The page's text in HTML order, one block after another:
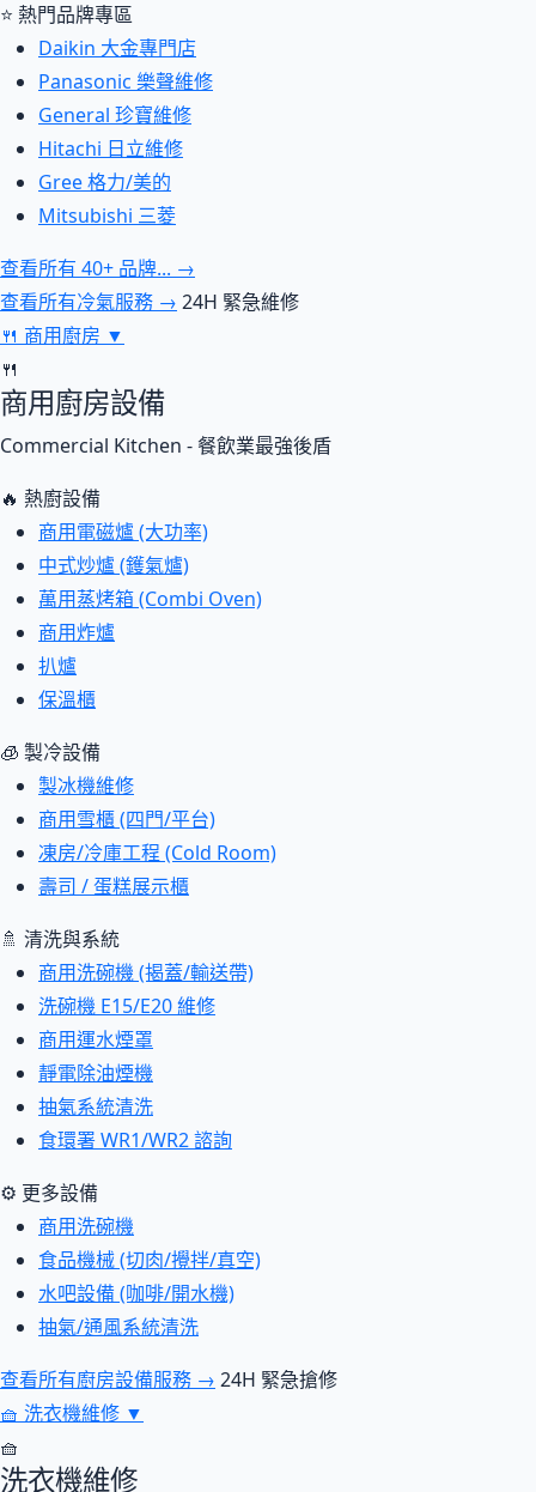
⭐ 熱門品牌專區
Daikin 大金專門店
Panasonic 樂聲維修
General 珍寶維修
Hitachi 日立維修
Gree 格力/美的
Mitsubishi 三菱
查看所有 40+ 品牌... →
查看所有冷氣服務 → 24H 緊急維修
🍴 商用廚房 ▼
🍴
商用廚房設備
Commercial Kitchen - 餐飲業最強後盾
🔥 熱廚設備
商用電磁爐 (大功率)
中式炒爐 (鑊氣爐)
萬用蒸烤箱 (Combi Oven)
商用炸爐
扒爐
保溫櫃
🧊 製冷設備
製冰機維修
商用雪櫃 (四門/平台)
凍房/冷庫工程 (Cold Room)
壽司 / 蛋糕展示櫃
🚿 清洗與系統
商用洗碗機 (揭蓋/輸送帶)
洗碗機 E15/E20 維修
商用運水煙罩
靜電除油煙機
抽氣系統清洗
食環署 WR1/WR2 諮詢
⚙ 更多設備
商用洗碗機
食品機械 (切肉/攪拌/真空)
水吧設備 (咖啡/開水機)
抽氣/通風系統清洗
查看所有廚房設備服務 → 24H 緊急搶修
🧺 洗衣機維修 ▼
🧺
洗衣機維修